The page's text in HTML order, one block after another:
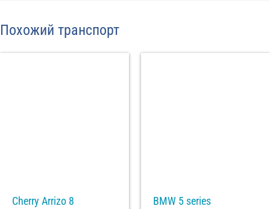
Похожий транспорт
Cherry Arrizo 8
BMW 5 series